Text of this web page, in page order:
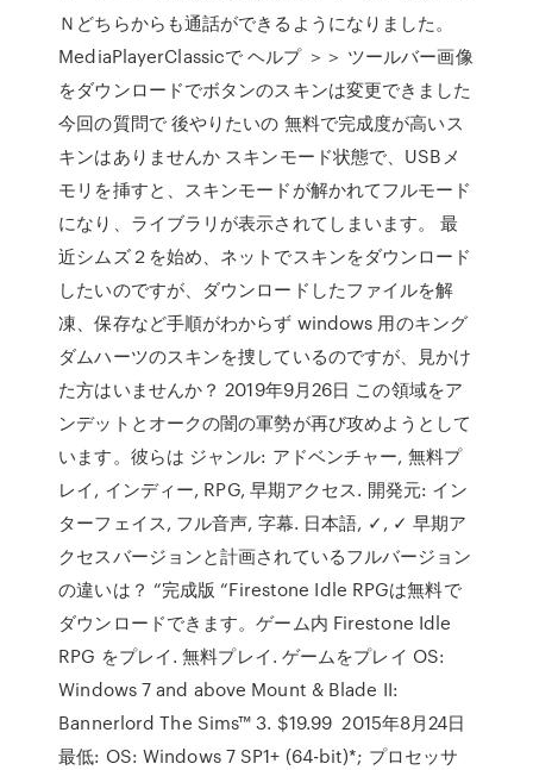
Ｎどちらからも通話ができるようになりました。
MediaPlayerClassicで ヘルプ ＞＞ ツールバー画像
をダウンロードでボタンのスキンは変更できました
今回の質問で 後やりたいの 無料で完成度が高いス
キンはありませんか スキンモード状態で、USBメ
モリを挿すと、スキンモードが解かれてフルモード
になり、ライブラリが表示されてしまいます。 最
近シムズ２を始め、ネットでスキンをダウンロード
したいのですが、ダウンロードしたファイルを解
凍、保存など手順がわからず windows 用のキング
ダムハーツのスキンを捜しているのですが、見かけ
た方はいませんか？ 2019年9月26日 この領域をア
ンデットとオークの闇の軍勢が再び攻めようとして
います。彼らは ジャンル: アドベンチャー, 無料プ
レイ, インディー, RPG, 早期アクセス. 開発元: イン
ターフェイス, フル音声, 字幕. 日本語, ✓, ✓ 早期ア
クセスバージョンと計画されているフルバージョン
の違いは？ “完成版 “Firestone Idle RPGは無料で
ダウンロードできます。ゲーム内 Firestone Idle
RPG をプレイ. 無料プレイ. ゲームをプレイ OS:
Windows 7 and above Mount & Blade II:
Bannerlord The Sims™ 3. $19.99 2015年8月24日
最低: OS: Windows 7 SP1+ (64-bit)*; プロセッサ